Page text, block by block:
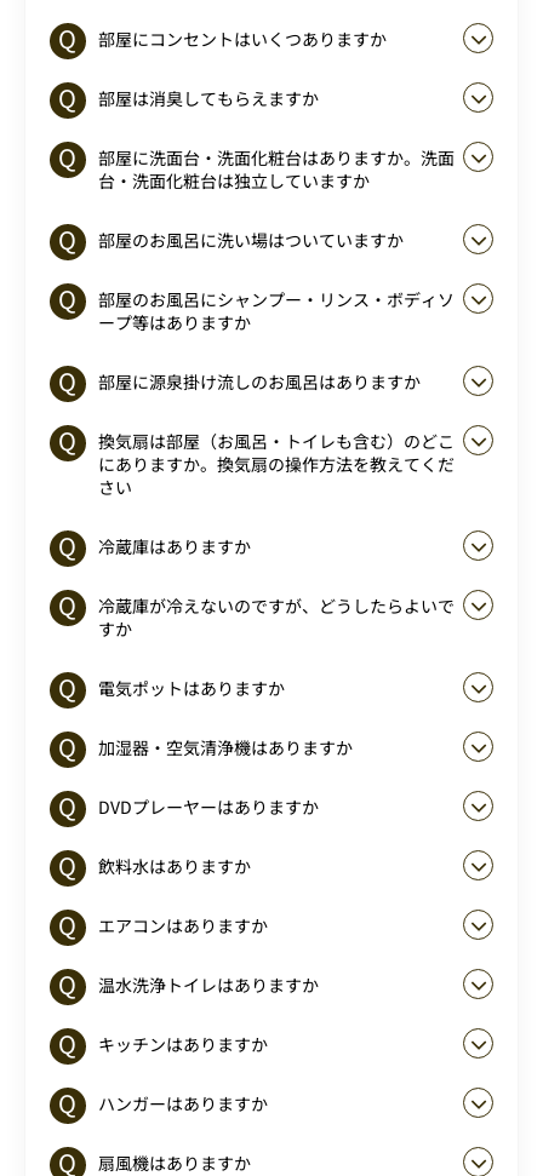
部屋にコンセントはいくつありますか
部屋は消臭してもらえますか
部屋に洗面台・洗面化粧台はありますか。洗面
台・洗面化粧台は独立していますか
部屋のお風呂に洗い場はついていますか
部屋のお風呂にシャンプー・リンス・ボディソ
ープ等はありますか
部屋に源泉掛け流しのお風呂はありますか
換気扇は部屋（お風呂・トイレも含む）のどこ
にありますか。換気扇の操作方法を教えてくだ
さい
冷蔵庫はありますか
冷蔵庫が冷えないのですが、どうしたらよいで
すか
電気ポットはありますか
加湿器・空気清浄機はありますか
DVDプレーヤーはありますか
飲料水はありますか
エアコンはありますか
温水洗浄トイレはありますか
キッチンはありますか
ハンガーはありますか
扇風機はありますか